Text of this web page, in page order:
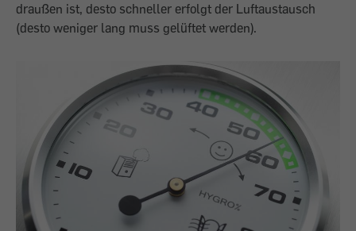
draußen ist, desto schneller erfolgt der Luftaustausch
(desto weniger lang muss gelüftet werden).